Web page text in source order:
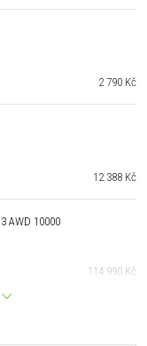
2 790 Kč
12 388 Kč
AWD 10000
114 990 Kč